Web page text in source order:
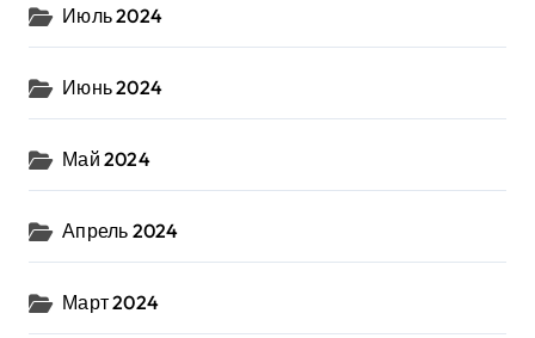
Июль 2024
Июнь 2024
Май 2024
Апрель 2024
Март 2024